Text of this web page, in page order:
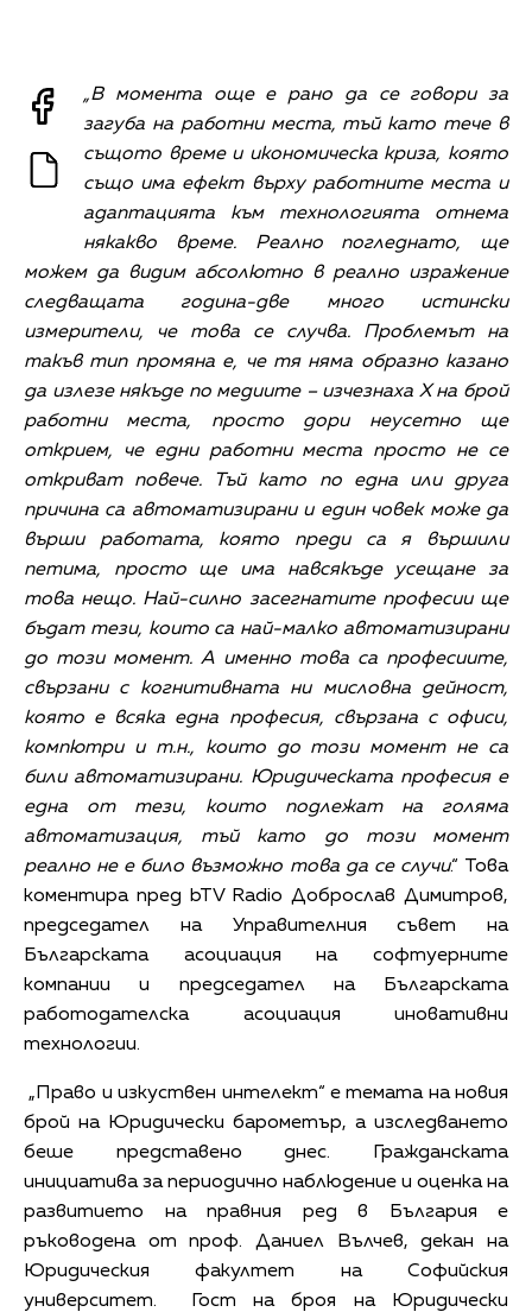
„В момента още е рано да се говори за
загуба на работни места, тъй като тече в
същото време и икономическа криза, която
също има ефект върху работните места и
адаптацията към технологията отнема
някакво време. Реално погледнато, ще
можем да видим абсолютно в реално изражение
следващата година-две много истински
измерители, че това се случва. Проблемът на
такъв тип промяна е, че тя няма образно казано
да излезе някъде по медиите – изчезнаха Х на брой
работни места, просто дори неусетно ще
открием, че едни работни места просто не се
откриват повече. Тъй като по една или друга
причина са автоматизирани и един човек може да
върши работата, която преди са я вършили
петима, просто ще има навсякъде усещане за
това нещо. Най-силно засегнатите професии ще
бъдат тези, които са най-малко автоматизирани
до този момент. А именно това са професиите,
свързани с когнитивната ни мисловна дейност,
която е всяка една професия, свързана с офиси,
компютри и т.н., които до този момент не са
били автоматизирани. Юридическата професия е
една от тези, които подлежат на голяма
автоматизация, тъй като до този момент
реално не е било възможно това да се случи.“ Това
коментира пред bTV Radio Доброслав Димитров,
председател на Управителния съвет на
Българската асоциация на софтуерните
компании и председател на Българската
работодателска асоциация иновативни
технологии.
„Право и изкуствен интелект“ е темата на новия
брой на Юридически барометър, а изследването
беше представено днес. Гражданската
инициатива за периодично наблюдение и оценка на
развитието на правния ред в България е
ръководена от проф. Даниел Вълчев, декан на
Юридическия факултет на Софийския
университет. Гост на броя на Юридически